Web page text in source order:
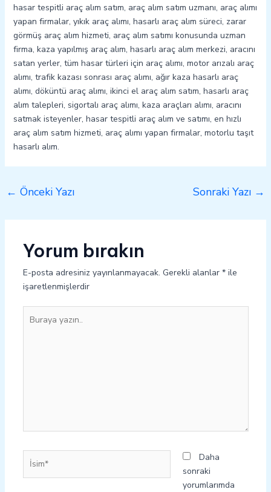
hasar tespitli araç alım satım, araç alım satım uzmanı, araç alımı
yapan firmalar, yıkık araç alımı, hasarlı araç alım süreci, zarar
görmüş araç alım hizmeti, araç alım satımı konusunda uzman
firma, kaza yapılmış araç alım, hasarlı araç alım merkezi, aracını
satan yerler, tüm hasar türleri için araç alımı, motor arızalı araç
alımı, trafik kazası sonrası araç alımı, ağır kaza hasarlı araç
alımı, döküntü araç alımı, ikinci el araç alım satım, hasarlı araç
alım talepleri, sigortalı araç alımı, kaza araçları alımı, aracını
satmak isteyenler, hasar tespitli araç alım ve satımı, en hızlı
araç alım satım hizmeti, araç alımı yapan firmalar, motorlu taşıt
hasarlı alım.
← Önceki Yazı Sonraki Yazı →
Yorum bırakın
E-posta adresiniz yayınlanmayacak. Gerekli alanlar *ile
işaretlenmişlerdir
yazın..
İsim*
Daha
sonraki
yorumlarımda